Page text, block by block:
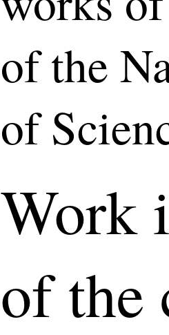
of the
of
Work
of the